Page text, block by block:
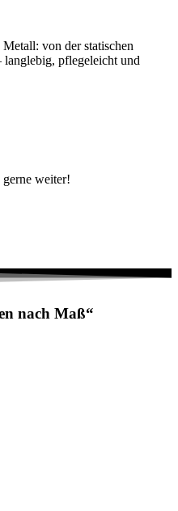
von der statischen
pflegeleicht und
weiter!
nach Maß“